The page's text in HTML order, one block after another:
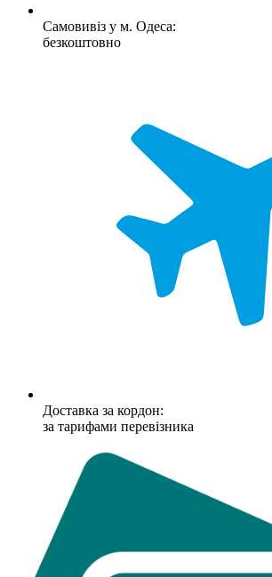
Самовивіз у м. Одеса:
безкоштовно
Доставка за кордон:
за тарифами перевізника